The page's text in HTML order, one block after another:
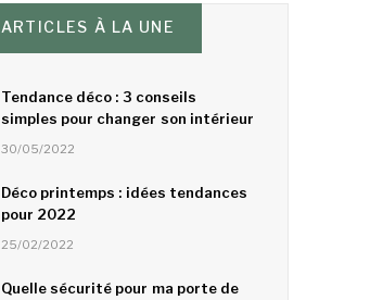
ARTICLES À LA UNE
Tendance déco : 3 conseils
simples pour changer son intérieur
30/05/2022
Déco printemps : idées tendances
pour 2022
25/02/2022
Quelle sécurité pour ma porte de